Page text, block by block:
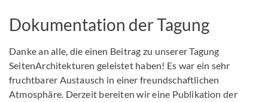
Dokumentation der Tagung
Danke an alle, die einen Beitrag zu unserer Tagung
SeitenArchitekturen geleistet haben! Es war ein sehr
fruchtbarer Austausch in einer freundschaftlichen
Atmosphäre. Derzeit bereiten wir eine Publikation der